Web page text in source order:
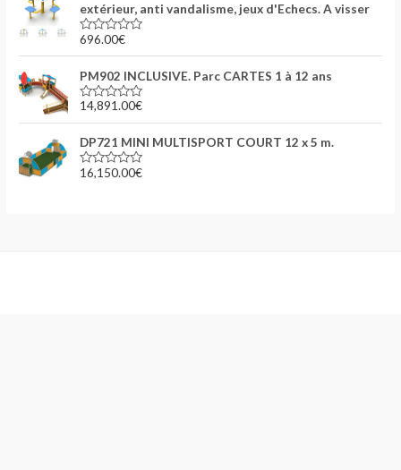
s
u
r
extérieur, anti vandalisme, jeux d'Echecs. A visser
N
o
e
0
s
u
r
5
696.00€
PM902 INCLUSIVE. Parc CARTES 1 à 12 ans
N
o
e
0
s
u
14,891.00€
DP721 MINI MULTISPORT COURT 12 x 5 m.
N
16,150.00€